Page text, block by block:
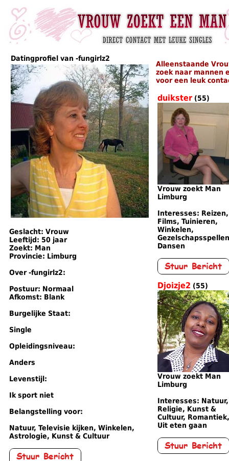
Datingprofiel van -fungirlz2
Geslacht: Vrouw
Leeftijd: 50 jaar
Zoekt: Man
Provincie: Limburg
Over -fungirlz2:
Postuur: Normaal
Afkomst: Blank
Burgelijke Staat:
Single
Opleidingsniveau:
Anders
Levenstijl:
Ik sport niet
Belangstelling voor:
Natuur, Televisie kijken, Winkelen,
Astrologie, Kunst & Cultuur
Alleenstaande
zoek naar mannen
voor een leuk
duikster (55)
Vrouw zoekt Man
Limburg
Interesses: Reizen,
Films, Tuinieren,
Winkelen,
Dansen
Djoizje2 (55)
Vrouw zoekt Man
Limburg
Interesses: Natuur,
Religie, Kunst &
Cultuur, Romantiek,
Uit eten gaan